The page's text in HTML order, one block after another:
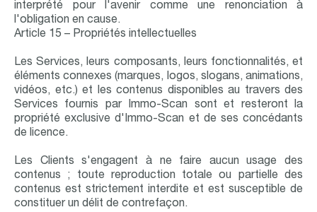
interprété pour l'avenir comme une renonciation à
l'obligation en cause.
Article 15 – Propriétés intellectuelles
Les Services, leurs composants, leurs fonctionnalités, et
éléments connexes (marques, logos, slogans, animations,
vidéos, etc.) et les contenus disponibles au travers des
Services fournis par Immo-Scan sont et resteront la
propriété exclusive d'Immo-Scan et de ses concédants
de licence.
Les Clients s'engagent à ne faire aucun usage des
contenus ; toute reproduction totale ou partielle des
contenus est strictement interdite et est susceptible de
constituer un délit de contrefaçon.